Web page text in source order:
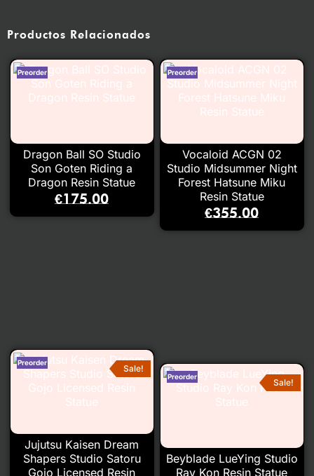
Productos Relacionados
Dragon Ball SO Studio
Son Goten Riding a
Dragon Resin Statue
€175.00
Vocaloid ACGN 02
Studio Midsummer Night
Forest Hatsune Miku
Resin Statue
€355.00
Sale!
Jujutsu Kaisen Dream
Shapers Studio Satoru
Gojo Licensed Resin
Sale!
Beyblade LueYing Studio
Ray Kon Resin Statue